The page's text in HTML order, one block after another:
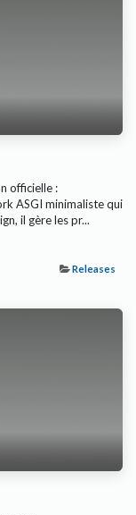
officielle :
ASGI minimaliste qui
il gère les pr...
Releases